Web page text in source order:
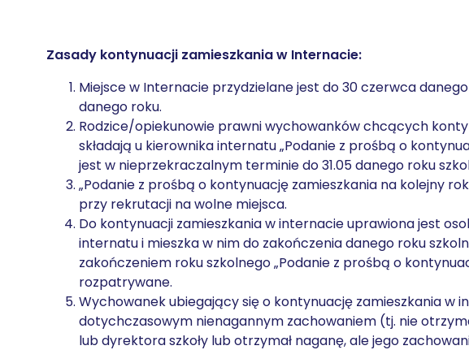
Zasady kontynuacji zamieszkania w Internacie:
Miejsce w Internacie przydzielane jest do 30 czerwca
danego roku.
Rodzice/opiekunowie prawni wychowanków chcących
składają u kierownika internatu „Podanie z prośbą o
jest w nieprzekraczalnym terminie do 31.05 danego roku
„Podanie z prośbą o kontynuację zamieszkania na kolejny
przy rekrutacji na wolne miejsca.
Do kontynuacji zamieszkania w internacie uprawiona jest
internatu i mieszka w nim do zakończenia danego roku
zakończeniem roku szkolnego „Podanie z prośbą o
rozpatrywane.
Wychowanek ubiegający się o kontynuację zamieszkania w
dotychczasowym nienagannym zachowaniem (tj. nie
lub dyrektora szkoły lub otrzymał naganę, ale jego